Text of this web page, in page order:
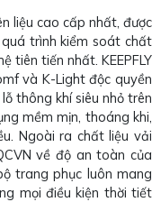
liệu cao cấp nhất, được
trình kiểm soát chất
tiên tiến nhất. KEEPFLY
và K-Light độc quyền
thông khí siêu nhỏ trên
mềm mịn, thoáng khi,
Ngoài ra chất liệu vải
về độ an toàn của
trang phục luôn mang
mọi điều kiện thời tiết